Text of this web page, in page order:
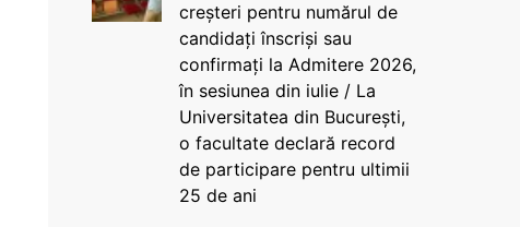
creșteri pentru numărul de
candidați înscriși sau
confirmați la Admitere 2026,
în sesiunea din iulie / La
Universitatea din București,
o facultate declară record
de participare pentru ultimii
25 de ani